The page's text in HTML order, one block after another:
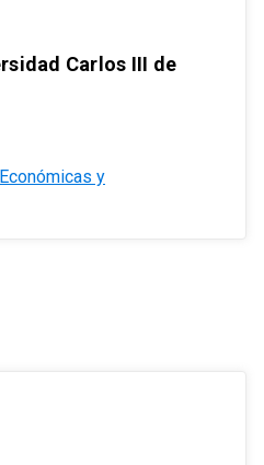
Carlos III de
y